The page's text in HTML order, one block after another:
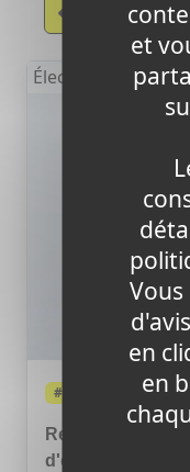
Précèdent
Électricité
#Électricité
Rentrée 2026 :
d'énergie et de
et
en
en